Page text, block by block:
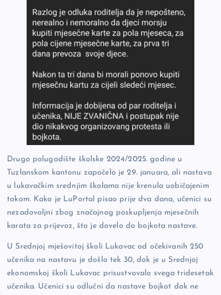
Drugo polugodište školske 2024/2025. godine u
Tuzlanskom kantonu započelo je 29. januara, ali nastava
u lukavačkim srednjim školama nije krenula uobičajenim
tokom. Kako je LuPortal pisao prije dva dana, učenici su
nezadovoljni zbog značajnog poskupljenja mjesečnih
karata za prijevoz, što je dovelo do bojkota nastave.
U Srednjoj mješovitoj školi Lukavac od očekivanih 250
učenika na nastavu je došlo tek 30, dok je u Srednjoj
ekonomskoj školi Lukavac prisustvovalo svega tridesetak
učenika. Učenici su odlučni da nastave bojkot dok ne